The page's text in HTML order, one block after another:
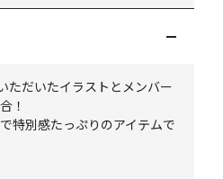
ただいたイラストとメンバー
！
特別感たっぷりのアイテムで